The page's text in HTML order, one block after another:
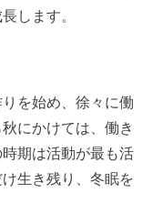
します。
を始め、徐々に働
にかけては、働き
期は活動が最も活
生き残り、冬眠を